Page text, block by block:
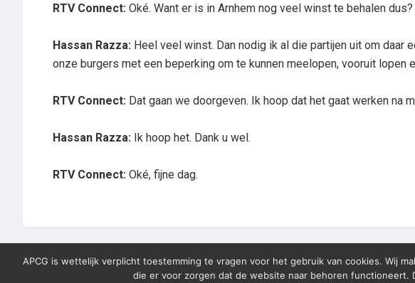
RTV Connect: Oké. Want er is in Arnhem nog veel winst te behalen dus?
Hassan Razza: Heel veel winst. Dan nodig ik al die partijen uit om daar
onze burgers met een beperking om te kunnen meelopen, vooruit lopen
RTV Connect: Dat gaan we doorgeven. Ik hoop dat het gaat werken na
Hassan Razza: Ik hoop het. Dank u wel.
RTV Connect: Oké, fijne dag.
APCG is wettelijk verplicht toestemming te vragen voor het gebruik van cookies. Wij
die er voor zorgen dat de website naar behoren functioneert.